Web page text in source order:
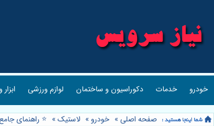
خودرو خدمات دکوراسیون و ساختمان لوازم ورزشی
صفحه اصلی » خودرو » لاستیک» ⭐️ راهنمای